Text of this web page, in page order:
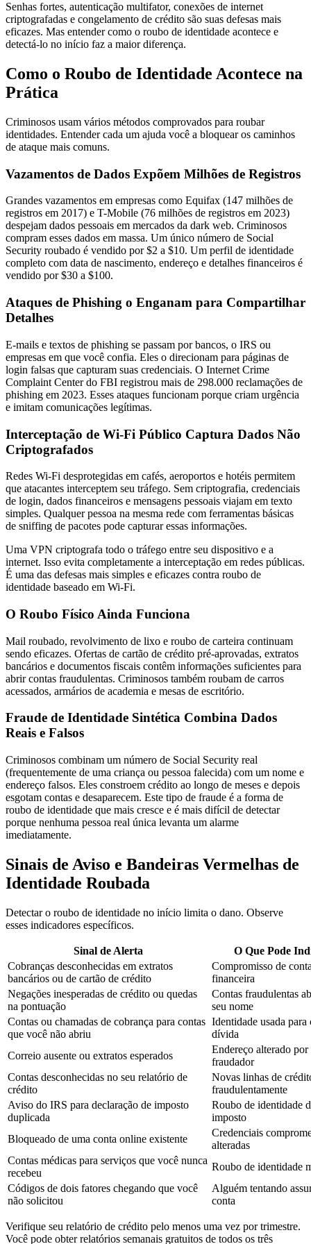
Senhas fortes, autenticação multifator, conexões de internet
criptografadas e congelamento de crédito são suas defesas mais
eficazes. Mas entender como o roubo de identidade acontece e
detectá-lo no início faz a maior diferença.
Como o Roubo de Identidade Acontece na
Prática
Criminosos usam vários métodos comprovados para roubar
identidades. Entender cada um ajuda você a bloquear os caminhos
de ataque mais comuns.
Vazamentos de Dados Expõem Milhões de Registros
Grandes vazamentos em empresas como Equifax (147 milhões de
registros em 2017) e T-Mobile (76 milhões de registros em 2023)
despejam dados pessoais em mercados da dark web. Criminosos
compram esses dados em massa. Um único número de Social
Security roubado é vendido por $2 a $10. Um perfil de identidade
completo com data de nascimento, endereço e detalhes financeiros é
vendido por $30 a $100.
Ataques de Phishing o Enganam para Compartilhar
Detalhes
E-mails e textos de phishing se passam por bancos, o IRS ou
empresas em que você confia. Eles o direcionam para páginas de
login falsas que capturam suas credenciais. O Internet Crime
Complaint Center do FBI registrou mais de 298.000 reclamações de
phishing em 2023. Esses ataques funcionam porque criam urgência
e imitam comunicações legítimas.
Interceptação de Wi-Fi Público Captura Dados Não
Criptografados
Redes Wi-Fi desprotegidas em cafés, aeroportos e hotéis permitem
que atacantes interceptem seu tráfego. Sem criptografia, credenciais
de login, dados financeiros e mensagens pessoais viajam em texto
simples. Qualquer pessoa na mesma rede com ferramentas básicas
de sniffing de pacotes pode capturar essas informações.
Uma VPN criptografa todo o tráfego entre seu dispositivo e a
internet. Isso evita completamente a interceptação em redes públicas.
É uma das defesas mais simples e eficazes contra roubo de
identidade baseado em Wi-Fi.
O Roubo Físico Ainda Funciona
Mail roubado, revolvimento de lixo e roubo de carteira continuam
sendo eficazes. Ofertas de cartão de crédito pré-aprovadas, extratos
bancários e documentos fiscais contêm informações suficientes para
abrir contas fraudulentas. Criminosos também roubam de carros
acessados, armários de academia e mesas de escritório.
Fraude de Identidade Sintética Combina Dados
Reais e Falsos
Criminosos combinam um número de Social Security real
(frequentemente de uma criança ou pessoa falecida) com um nome e
endereço falsos. Eles constroem crédito ao longo de meses e depois
esgotam contas e desaparecem. Este tipo de fraude é a forma de
roubo de identidade que mais cresce e é mais difícil de detectar
porque nenhuma pessoa real única levanta um alarme
imediatamente.
Sinais de Aviso e Bandeiras Vermelhas de
Identidade Roubada
Detectar o roubo de identidade no início limita o dano. Observe
esses indicadores específicos.
Sinal de Alerta
O Que Pode
Cobranças desconhecidas em extratos
bancários ou de cartão de crédito
Compromisso de
financeira
Negações inesperadas de crédito ou quedas
na pontuação
Contas fraudulentas
seu nome
Contas ou chamadas de cobrança para contas
que você não abriu
Identidade usada para
dívida
Correio ausente ou extratos esperados
Endereço alterado por
fraudador
Contas desconhecidas no seu relatório de
crédito
Novas linhas de
fraudulentamente
Aviso do IRS para declaração de imposto
duplicada
Roubo de identidade
imposto
Bloqueado de uma conta online existente
Credenciais
alteradas
Contas médicas para serviços que você nunca
recebeu
Roubo de identidade
Códigos de dois fatores chegando que você
não solicitou
Alguém tentando
conta
Verifique seu relatório de crédito pelo menos uma vez por trimestre.
Você pode obter relatórios semanais gratuitos de todos os três